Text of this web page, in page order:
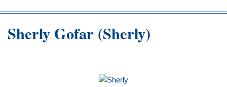
Sherly Gofar (Sherly)